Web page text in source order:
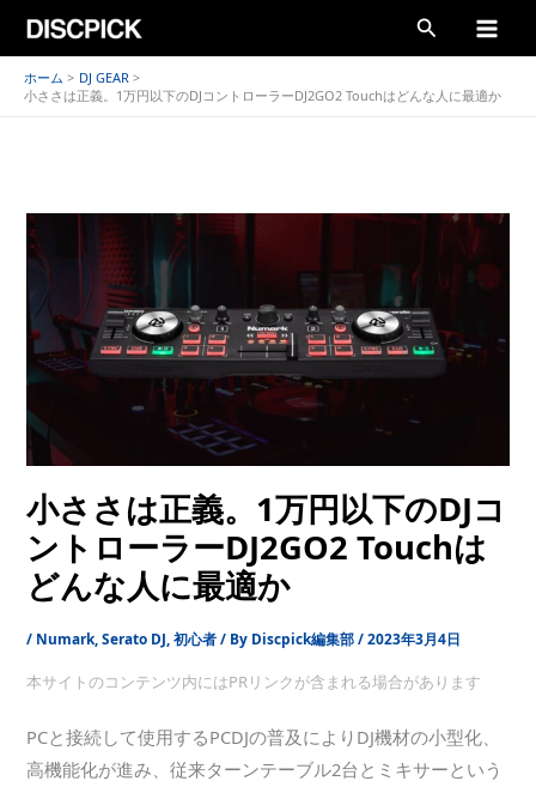
検
索
ホーム
DJ GEAR
小ささは正義。1万円以下のDJコントローラーDJ2GO2 Touchはどんな人に最適か
小ささは正義。1万円以下のDJコ
ントローラーDJ2GO2 Touchは
どんな人に最適か
/ Numark,Serato DJ,初心者/ By Discpick編集部/2023年3月4日
本サイトのコンテンツ内にはPRリンクが含まれる場合があります
PCと接続して使用するPCDJの普及によりDJ機材の小型化、
高機能化が進み、従来ターンテーブル2台とミキサーという